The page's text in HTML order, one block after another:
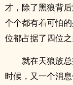
才，除了黑狼背
个个都有着可怕
位都占据了四位之
就在天狼族
时候，又一个消